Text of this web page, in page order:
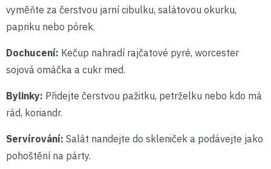
vyměňte za čerstvou jarní cibulku, salátovou okurku,
papriku nebo pórek.
Dochucení: Kečup nahradí rajčatové pyré, worcester
sojová omáčka a cukr med.
Bylinky: Přidejte čerstvou pažitku, petrželku nebo kdo má
rád, koriandr.
Servírování: Salát nandejte do skleniček a podávejte jako
pohoštění na párty.